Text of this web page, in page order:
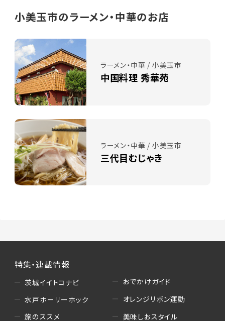
小美玉市のラーメン・中華のお店
ラーメン・中華 / 小美玉市
中国料理 秀華苑
ラーメン・中華 / 小美玉市
三代目むじゃき
特集・連載情報
茨城イイトコナビ
水戸ホーリーホック
旅のススメ
おでかけガイド
オレンジリボン運動
美味しおスタイル